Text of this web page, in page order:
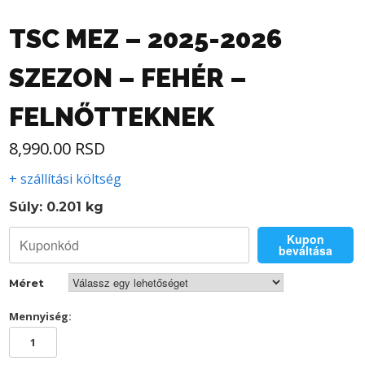
TSC MEZ – 2025-2026
SZEZON – FEHÉR –
FELNŐTTEKNEK
8,990.00 RSD
+ szállítási költség
Súly: 0.201 kg
Kupon
beváltása
Méret
Mennyiség:
TSC